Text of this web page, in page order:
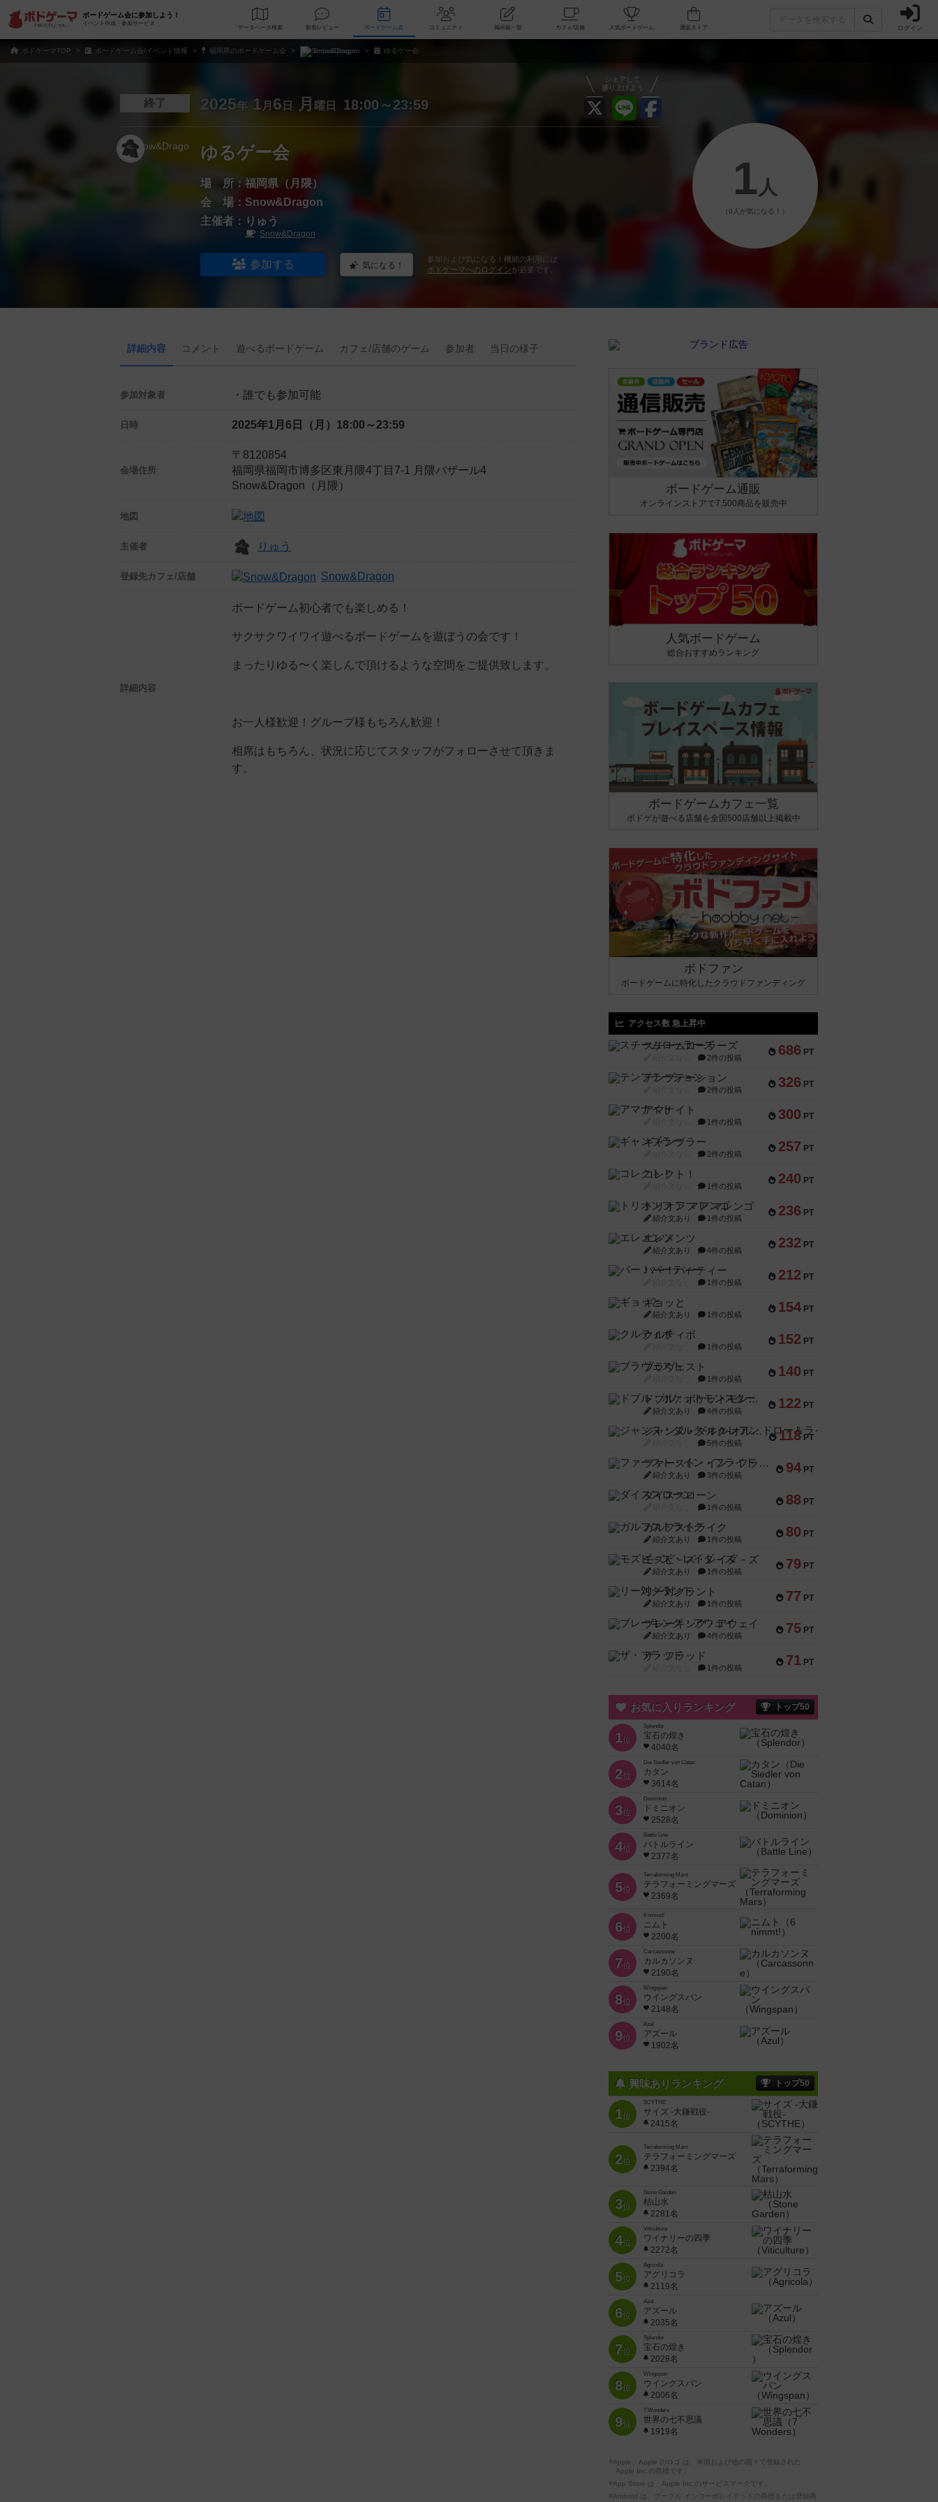
ボードゲーム会に参加しよう！
イベント作成・参加サービス
データベース 検索 新着レビュー ボードゲーム会 コミュニティ 掲示板一覧 カフェ/店舗 人気ボードゲーム ログイン
ボドゲーマTOP ボードゲーム会/イベント情報 福岡県のボードゲーム会 Snow&Dragon ゆるゲー会
シェアして
盛り上げよう
終了 2025年 1 月 6 日 月 曜日 18:00～23:59
ゆるゲー会
場 所： 福岡県（月隈）
会 場： Snow&Dragon
主催者： りゅう
Snow&Dragon
参加する 気になる！
参加および気になる！機能の利用には
ボドゲーマへのログインが必要です。
1 人
（0人が気になる！）
詳細内容 コメント 遊べるボードゲーム カフェ/店舗のゲーム 参加者 当日の様子
参加対象者 ・誰でも参加可能
日時 2025年1月6日（月） 18:00～23:59
会場住所
〒8120854
福岡県福岡市博多区東月隈4丁目7-1 月隈バザール4
Snow&Dragon（月隈）
地図
主催者 りゅう
登録先カフェ/店舗 Snow&Dragon
詳細内容
ボードゲーム初心者でも楽しめる！
サクサクワイワイ遊べるボードゲームを遊ぼうの会です！
まったりゆる〜く楽しんで頂けるような空間をご提供致します。
お一人様歓迎！グループ様もちろん歓迎！
相席はもちろん、状況に応じてスタッフがフォローさせて頂きま
す。
ボードゲーム通販
オンラインストアで7,500商品を販売中
人気ボードゲーム
総合おすすめランキング
ボードゲームカフェ一覧
ボドゲが遊べる店舗を全国500店舗以上掲載中
ボドファン
ボードゲームに特化したクラウドファンディング
アクセス数 急上昇中
686 PT
スチームローラーズ
2件の投稿
326 PT
テンプテーション
2件の投稿
300 PT
アマナイト
1件の投稿
257 PT
ギャンブラー
2件の投稿
240 PT
コレクト！
1件の投稿
236 PT
トリオンフ ア マレンゴ
紹介文あり 1件の投稿
232 PT
エレメンツ
紹介文あり 4件の投稿
212 PT
バー！パーティー
1件の投稿
154 PT
ギョッと
紹介文あり 1件の投稿
152 PT
クルティボ
1件の投稿
140 PT
ブラヴェスト
1件の投稿
122 PT
ドブル：ポケットモンスター
紹介文あり 4件の投稿
118 PT
ジャンヌ・ダルク-オルレアン ドロー＆ライト
5件の投稿
94 PT
ファースト・イン・フライト
紹介文あり 3件の投稿
88 PT
ダイススローン
1件の投稿
80 PT
ガルフストライク
紹介文あり 1件の投稿
79 PT
モズビ－ズ・レイダ－ズ
紹介文あり 1件の投稿
77 PT
リー対グラント
紹介文あり 1件の投稿
75 PT
ブレーキング・アウェイ
紹介文あり 4件の投稿
71 PT
ザ・フラッド
1件の投稿
お気に入りランキング トップ50
1位
Splendor
宝石の煌き
4040名
2位
Die Siedler von Catan
カタン
3614名
3位
Dominion
ドミニオン
2528名
4位
Battle Line
バトルライン
2377名
5位
Terraforming Mars
テラフォーミングマーズ
2369名
6位
6 nimmt!
ニムト
2200名
7位
Carcassonne
カルカソンヌ
2190名
8位
Wingspan
ウイングスパン
2148名
9位
Azul
アズール
1902名
興味ありランキング トップ50
1位
SCYTHE
サイズ -大鎌戦役-
2415名
2位
Terraforming Mars
テラフォーミングマーズ
2394名
3位
Stone Garden
枯山水
2281名
4位
Viticulture
ワイナリーの四季
2272名
5位
Agricola
アグリコラ
2119名
6位
Azul
アズール
2035名
7位
Splendor
宝石の煌き
2028名
8位
Wingspan
ウイングスパン
2006名
9位
7 Wonders
世界の七不思議
1919名
※Apple、Apple のロゴ は、米国および他の国々で登録された
Apple Inc.の商標です。
※App Store は、Apple Inc.のサービスマークです。
※Android は、グーグル インコーポレイテッドの商標または登録商